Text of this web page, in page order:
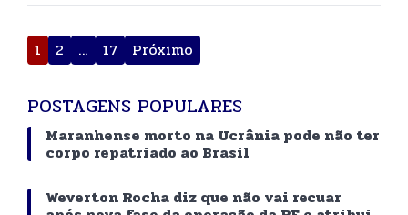
Paginação
de
1 2 … 17 Próximo
POSTAGENS POPULARES
Maranhense morto na Ucrânia pode não ter
corpo repatriado ao Brasil
Weverton Rocha diz que não vai recuar